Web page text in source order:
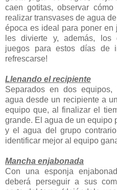
caen gotitas, observar
realizar transvases de agua
época es ideal para poner
les divierte y, además, los
juegos para estos días de
refrescarse!
Llenando el recipiente
Separados en dos
agua desde un recipiente a
equipo que, al finalizar el
grande. El agua de un equipo
y el agua del grupo
identificar mejor al equipo
Mancha enjabonada
Con una esponja
deberá perseguir a sus